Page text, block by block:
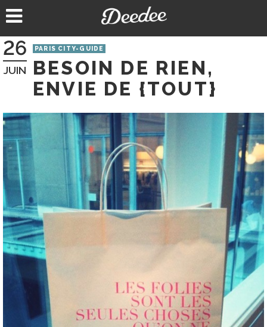
au
26
JUIN
PARIS CITY-GUIDE
BESOIN DE RIEN,
ENVIE DE {TOUT}